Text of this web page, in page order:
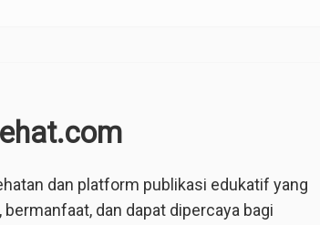
dan platform publikasi edukatif yang
dan dapat dipercaya bagi